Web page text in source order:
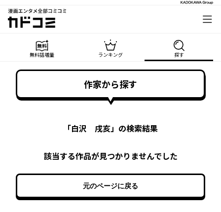
漫画エンタメ全部コミコミ
カドコミ
無料話増量 ランキング 探す
作家から探す
「白沢 戌亥」の検索結果
該当する作品が見つかりませんでした
元のページに戻る